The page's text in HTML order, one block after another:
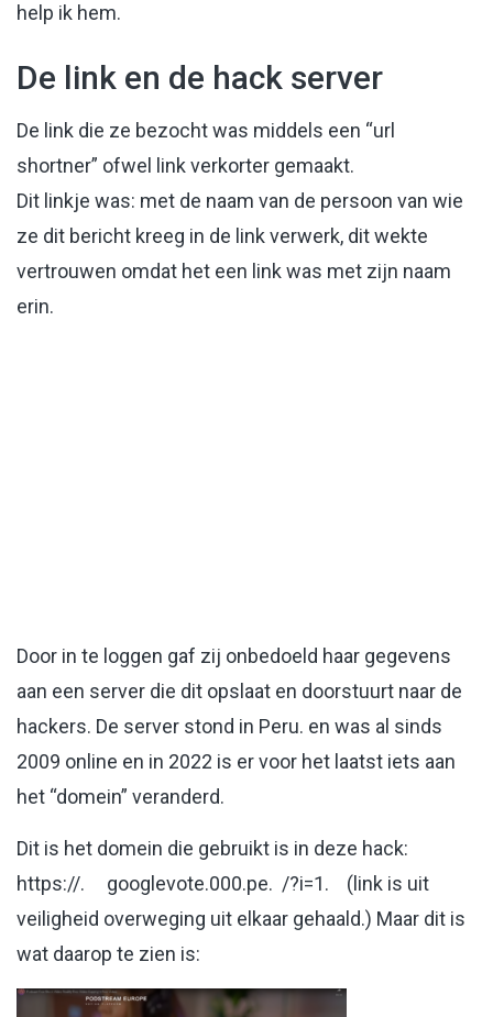
help ik hem.
De link en de hack server
De link die ze bezocht was middels een “url
shortner” ofwel link verkorter gemaakt.
Dit linkje was: met de naam van de persoon van wie
ze dit bericht kreeg in de link verwerk, dit wekte
vertrouwen omdat het een link was met zijn naam
erin.
Door in te loggen gaf zij onbedoeld haar gegevens
aan een server die dit opslaat en doorstuurt naar de
hackers. De server stond in Peru. en was al sinds
2009 online en in 2022 is er voor het laatst iets aan
het “domein” veranderd.
Dit is het domein die gebruikt is in deze hack:
https://. googlevote.000.pe. /?i=1. (link is uit
veiligheid overweging uit elkaar gehaald.) Maar dit is
wat daarop te zien is: